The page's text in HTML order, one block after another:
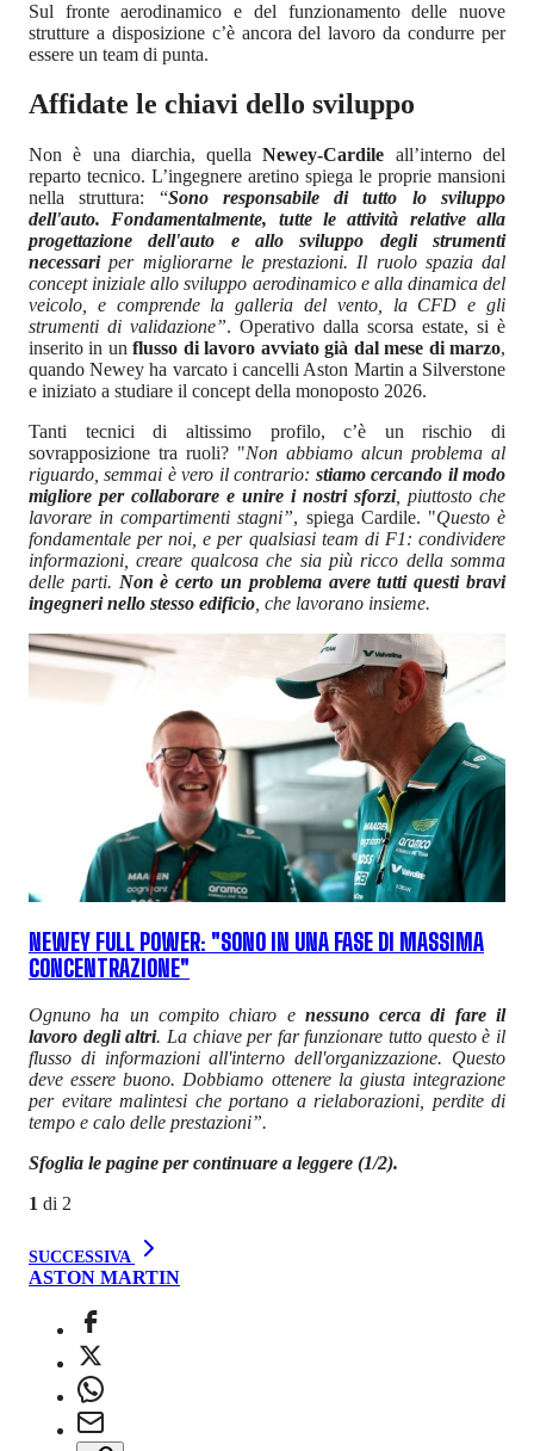
Sul fronte aerodinamico e del funzionamento delle nuove
strutture a disposizione c’è ancora del lavoro da condurre per
essere un team di punta.
Affidate le chiavi dello sviluppo
Non è una diarchia, quellaNewey-Cardile all’interno del
reparto tecnico. L’ingegnere aretino spiega le proprie mansioni
nella struttura: “Sono responsabile di tutto lo sviluppo
dell'auto. Fondamentalmente, tutte le attività relative alla
progettazione dell'auto e allo sviluppo degli strumenti
necessariper migliorarne le prestazioni. Il ruolo spazia dal
concept iniziale allo sviluppo aerodinamico e alla dinamica del
veicolo, e comprende la galleria del vento, la CFD e gli
strumenti di validazione”. Operativo dalla scorsa estate, si è
inserito in unflusso di lavoro avviato già dal mese di marzo,
quando Newey ha varcato i cancelli Aston Martin a Silverstone
e iniziato a studiare il concept della monoposto 2026.
Tanti tecnici di altissimo profilo, c’è un rischio di
sovrapposizione tra ruoli? "Non abbiamo alcun problema al
riguardo, semmai è vero il contrario: stiamo cercando il modo
migliore per collaborare e unire i nostri sforzi, piuttosto che
lavorare in compartimenti stagni”, spiega Cardile. "Questo è
fondamentale per noi, e per qualsiasi team di F1: condividere
informazioni, creare qualcosa che sia più ricco della somma
delle parti. Non è certo un problema avere tutti questi bravi
ingegneri nello stesso edificio , che lavorano insieme.
NEWEY FULL POWER: "SONO IN UNA FASE DI MASSIMA
CONCENTRAZIONE"
Ognuno ha un compito chiaro e nessuno cerca di fare il
lavoro degli altri. La chiave per far funzionare tutto questo è il
flusso di informazioni all'interno dell'organizzazione. Questo
deve essere buono. Dobbiamo ottenere la giusta integrazione
per evitare malintesi che portano a rielaborazioni, perdite di
tempo e calo delle prestazioni”.
Sfoglia le pagine per continuare a leggere (1/2).
1 di 2
SUCCESSIVA
ASTON MARTIN